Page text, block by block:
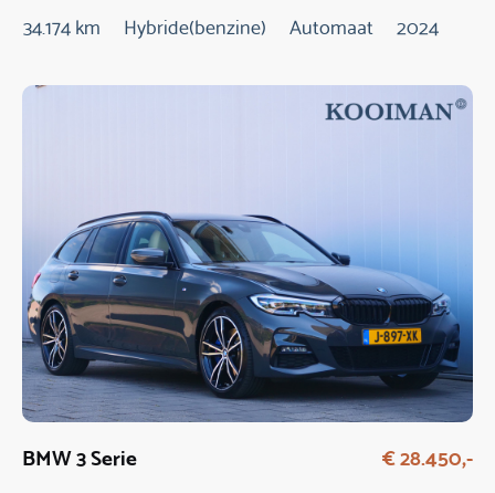
34.174 km Hybride(benzine) Automaat 2024
BMW 3 Serie € 28.450,-